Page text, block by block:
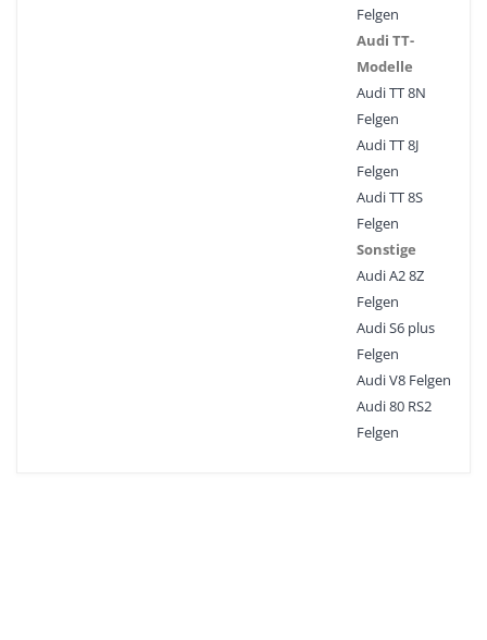
Felgen
Audi TT-
Modelle
Audi TT 8N
Felgen
Audi TT 8J
Felgen
Audi TT 8S
Felgen
Sonstige
Audi A2 8Z
Felgen
Audi S6 plus
Felgen
Audi V8 Felgen
Audi 80 RS2
Felgen